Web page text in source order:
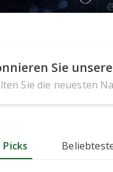
Sie
Sie die neuesten